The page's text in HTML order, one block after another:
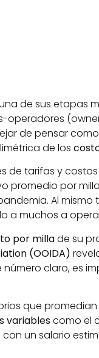
de sus etapas
de pensar
de los
tarifas y
promedio por
Al
a muchos a
por millade su
(OOIDA)
claro, es
que
variablescomo el
un salario